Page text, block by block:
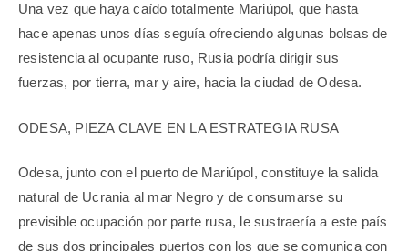
Una vez que haya caído totalmente Mariúpol, que hasta
hace apenas unos días seguía ofreciendo algunas bolsas de
resistencia al ocupante ruso, Rusia podría dirigir sus
fuerzas, por tierra, mar y aire, hacia la ciudad de Odesa.
ODESA, PIEZA CLAVE EN LA ESTRATEGIA RUSA
Odesa, junto con el puerto de Mariúpol, constituye la salida
natural de Ucrania al mar Negro y de consumarse su
previsible ocupación por parte rusa, le sustraería a este país
de sus dos principales puertos con los que se comunica con